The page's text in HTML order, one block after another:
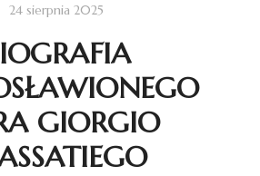
24 sierpnia 2025
GIORGIO